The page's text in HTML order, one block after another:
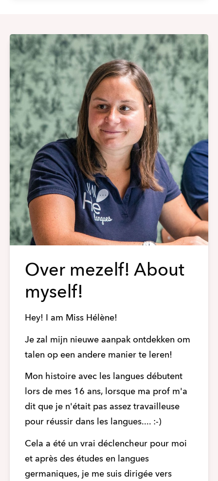
Over mezelf! About
myself!
Hey! I am Miss Hélène!
Je zal mijn nieuwe aanpak ontdekken om
talen op een andere manier te leren!
Mon histoire avec les langues débutent
lors de mes 16 ans, lorsque ma prof m'a
dit que je n'était pas assez travailleuse
pour réussir dans les langues.... :-)
Cela a été un vrai déclencheur pour moi
et après des études en langues
germaniques, je me suis dirigée vers